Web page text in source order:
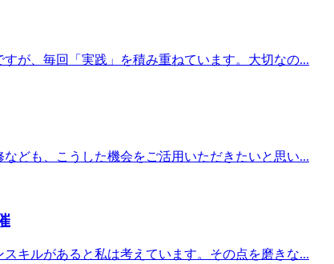
が、毎回「実践」を積み重ねています。大切なの...
ども、こうした機会をご活用いただきたいと思い...
キルがあると私は考えています。その点を磨きな...